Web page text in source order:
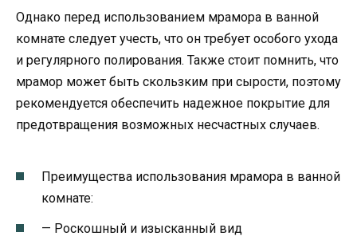
Однако перед использованием мрамора в ванной
комнате следует учесть, что он требует особого ухода
и регулярного полирования. Также стоит помнить, что
мрамор может быть скользким при сырости, поэтому
рекомендуется обеспечить надежное покрытие для
предотвращения возможных несчастных случаев.
Преимущества использования мрамора в ванной
комнате:
— Роскошный и изысканный вид